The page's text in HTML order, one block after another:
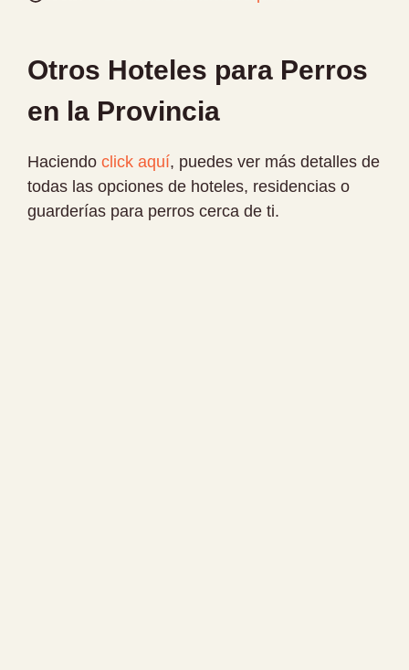
Otros Hoteles para Perros
en la Provincia
Haciendo click aquí, puedes ver más detalles de
todas las opciones de hoteles, residencias o
guarderías para perros cerca de ti.